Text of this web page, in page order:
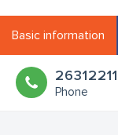
Basic information
26312211
Phone